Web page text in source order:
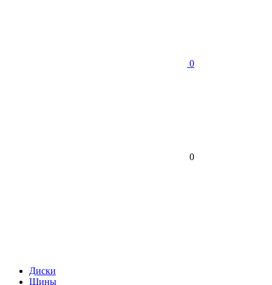
0
0
Диски
Шины